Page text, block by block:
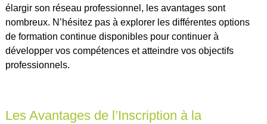
élargir son réseau professionnel, les avantages sont
nombreux. N’hésitez pas à explorer les différentes options
de formation continue disponibles pour continuer à
développer vos compétences et atteindre vos objectifs
professionnels.
Les Avantages de l’Inscription à la